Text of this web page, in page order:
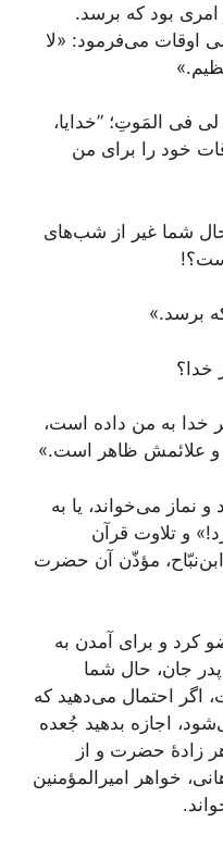
بود که برسد.
اوقات می‌فرمود: «لا
فی المَوتِ؛ ”خدایا،
خود را برای من
شما غیر از شب‌های
برسد.»
خدا؟
خدا به من داده است،
علائمش ظاهر است.»
نماز می‌خواند، یا به
و تلاوت قرآن
مؤذّن آن حضرت
کرد و برای آمدن به
جان، حال شما
اگر احتمال می‌دهید که
اجازه بدهید جُعده
زادۀ حضرت و از
خواهر امیرالمؤمنین